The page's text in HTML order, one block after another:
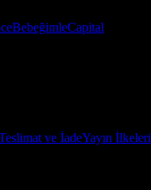
BebeğimleCapital
ve İadeYayın İlkeleri